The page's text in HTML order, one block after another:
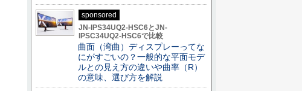
sponsored
JN-IPS34UQ2-HSC6とJN-
IPSC34UQ2-HSC6で比較
曲面（湾曲）ディスプレーってな
にがすごいの？一般的な平面モデ
ルとの見え方の違いや曲率（R）
の意味、選び方を解説